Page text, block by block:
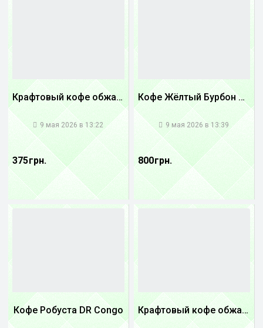
Крафтовый кофе обжареный купаж арабики 5...
9 мая 2026 в 13:22
375 грн.
Кофе Жёлтый Бурбон Бразилия
9 мая 2026 в 13:39
800 грн.
Кофе Робуста DR Congo Крафтовый кофе обжареный купаж арабики 3...